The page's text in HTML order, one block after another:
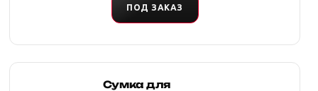
ПОД ЗАКАЗ
Сумка для